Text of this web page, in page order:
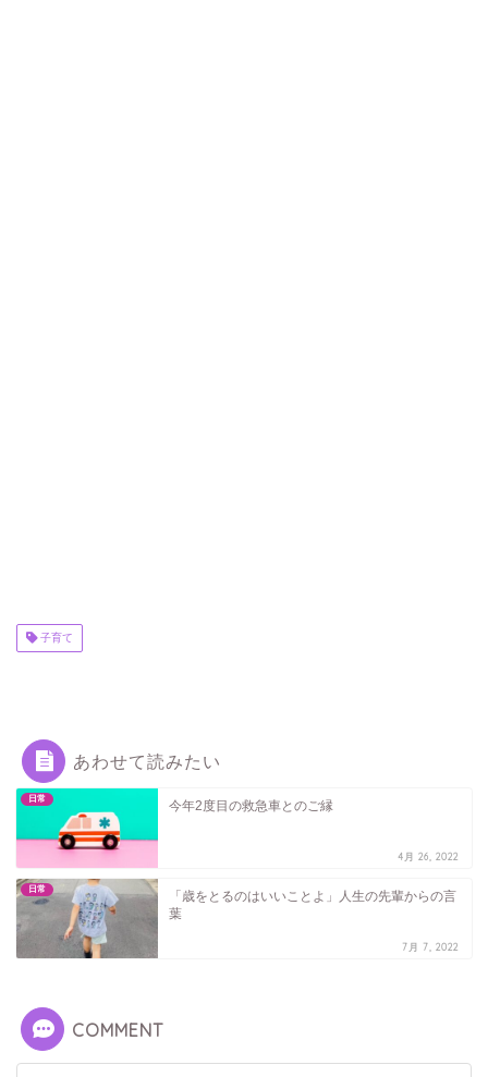
子育て
あわせて読みたい
日常 今年2度目の救急車とのご縁
4月 26, 2022
日常
「歳をとるのはいいことよ」人生の先輩からの言
葉
7月 7, 2022
COMMENT